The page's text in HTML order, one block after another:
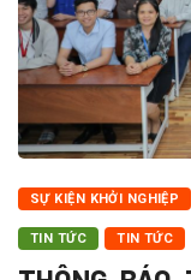
SỰ KIỆN KHỞI NGHIỆP
TIN TỨC TIN TỨC